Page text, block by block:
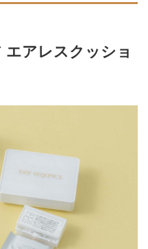
アレスクッショ